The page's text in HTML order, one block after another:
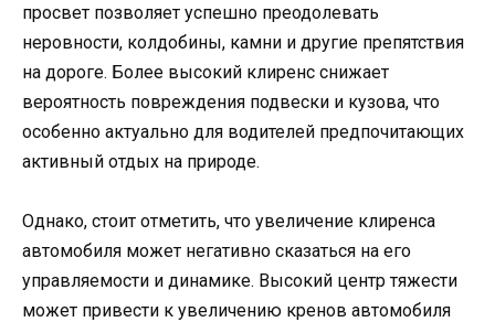
просвет позволяет успешно преодолевать
неровности, колдобины, камни и другие препятствия
на дороге. Более высокий клиренс снижает
вероятность повреждения подвески и кузова, что
особенно актуально для водителей предпочитающих
активный отдых на природе.
Однако, стоит отметить, что увеличение клиренса
автомобиля может негативно сказаться на его
управляемости и динамике. Высокий центр тяжести
может привести к увеличению кренов автомобиля